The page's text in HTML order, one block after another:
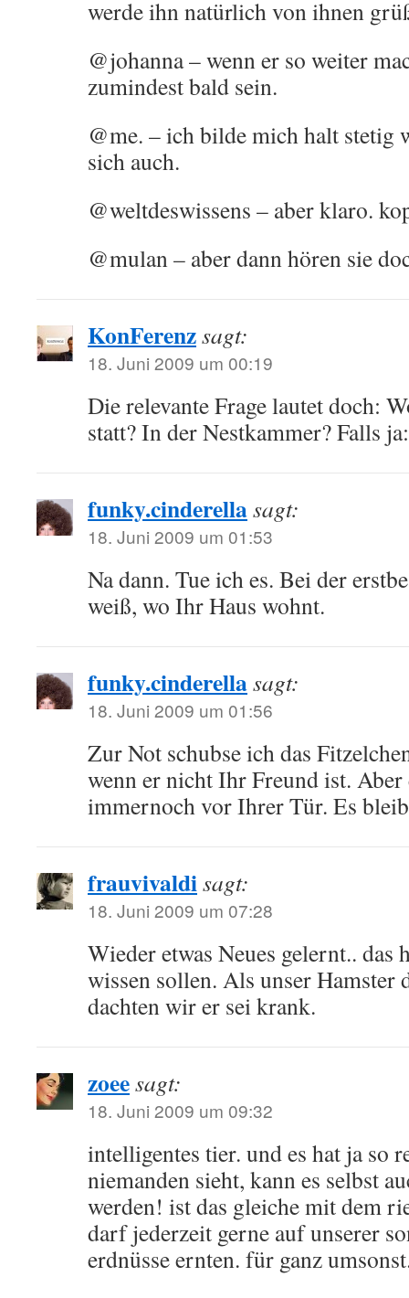
werde ihn natürlich von ihnen
@johanna – wenn er so weiter
zumindest bald sein.
@me. – ich bilde mich halt stetig
sich auch.
@weltdeswissens – aber klaro.
@mulan – aber dann hören sie
KonFerenzsagt:
18. Juni 2009 um 00:19
Die relevante Frage lautet doch:
statt? In der Nestkammer? Falls
funky.cinderellasagt:
18. Juni 2009 um 01:53
Na dann. Tue ich es. Bei der
weiß, wo Ihr Haus wohnt.
funky.cinderellasagt:
18. Juni 2009 um 01:56
Zur Not schubse ich das
wenn er nicht Ihr Freund ist.
immernoch vor Ihrer Tür. Es
frauvivaldisagt:
18. Juni 2009 um 07:28
Wieder etwas Neues gelernt..
wissen sollen. Als unser Hamster
dachten wir er sei krank.
zoeesagt:
18. Juni 2009 um 09:32
intelligentes tier. und es hat ja so
niemanden sieht, kann es selbst
werden! ist das gleiche mit dem
darf jederzeit gerne auf unserer
erdnüsse ernten. für ganz